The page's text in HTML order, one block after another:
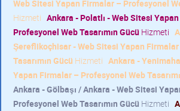
Web Sitesi Yapan Firmalar – Profesyonel
Hizmeti Ankara - Polatlı - Web Sitesi
Profesyonel Web Tasarımın Gücü Hizmeti
Şereflikoçhisar - Web Sitesi Yapan
Tasarımın Gücü Hizmeti Ankara -
Yapan Firmalar – Profesyonel Web
Ankara - Gölbaşı / Ankara - Web Sitesi
Profesyonel Web Tasarımın Gücü Hizmeti